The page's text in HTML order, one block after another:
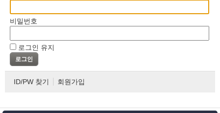
비밀번호
로그인 유지
ID/PW 찾기 회원가입